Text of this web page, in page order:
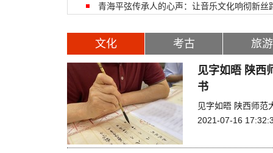
青海平弦传承人的心声：让音乐文化响彻新丝
文化 考古 旅游
见字如晤 陕西
书
见字如晤 陕西师范
2021-07-16